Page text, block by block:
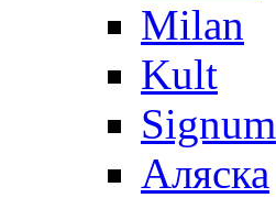
Milan
Kult
Signum
Аляска